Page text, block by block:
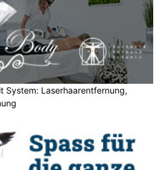
System: Laserhaarentfernung,